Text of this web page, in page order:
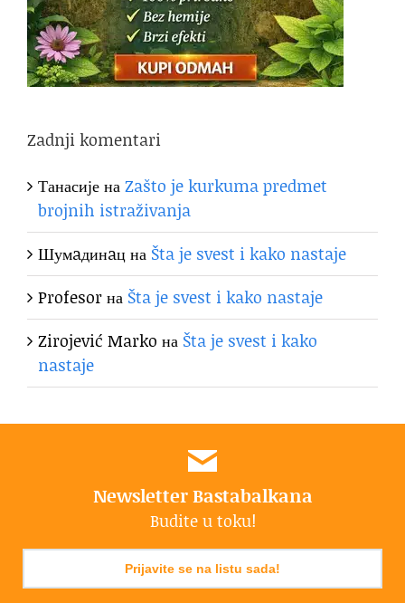
Zadnji komentari
ТанасијенаZašto je kurkuma predmet
brojnih istraživanja
Шумaдинaцна Šta je svest i kako nastaje
Profesorна Šta je svest i kako nastaje
Zirojević Marko на Šta je svest i kako
nastaje
Newsletter Bastabalkana
Budite u toku!
Prijavite se na listu sada!